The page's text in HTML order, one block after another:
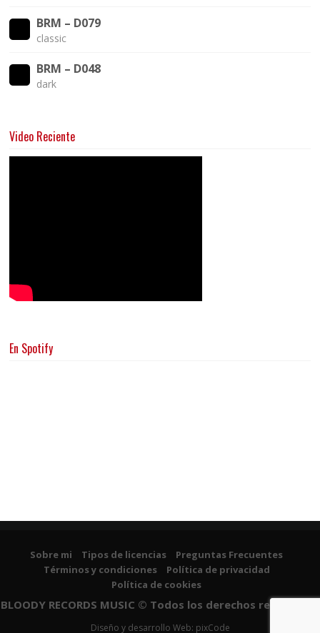
BRM – D079
classic
BRM – D048
dark
Video Reciente
En Spotify
Sobre mi Tipos de licencias
Preguntas Frecuentes
Términos y condiciones
Política de privacidad
Política de cookies
BLOODY RECORDS MUSIC © Todos los derechos reservados
Diseño y desarrollo Web: pixCode